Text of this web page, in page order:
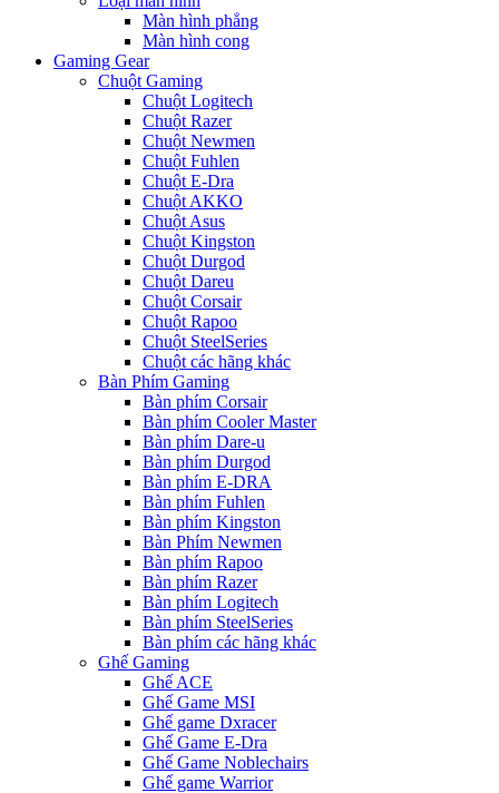
Màn hình phẳng
Màn hình cong
Gaming Gear
Chuột Gaming
Chuột Logitech
Chuột Razer
Chuột Newmen
Chuột Fuhlen
Chuột E-Dra
Chuột AKKO
Chuột Asus
Chuột Kingston
Chuột Durgod
Chuột Dareu
Chuột Corsair
Chuột Rapoo
Chuột SteelSeries
Chuột các hãng khác
Bàn Phím Gaming
Bàn phím Corsair
Bàn phím Cooler Master
Bàn phím Dare-u
Bàn phím Durgod
Bàn phím E-DRA
Bàn phím Fuhlen
Bàn phím Kingston
Bàn Phím Newmen
Bàn phím Rapoo
Bàn phím Razer
Bàn phím Logitech
Bàn phím SteelSeries
Bàn phím các hãng khác
Ghế Gaming
Ghế ACE
Ghế Game MSI
Ghế game Dxracer
Ghế Game E-Dra
Ghế Game Noblechairs
Ghế game Warrior